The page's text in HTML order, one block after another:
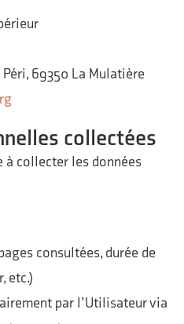
69350 La Mulatière
collectées
à collecter les données
consultées, durée de
etc.)
par l’Utilisateur via